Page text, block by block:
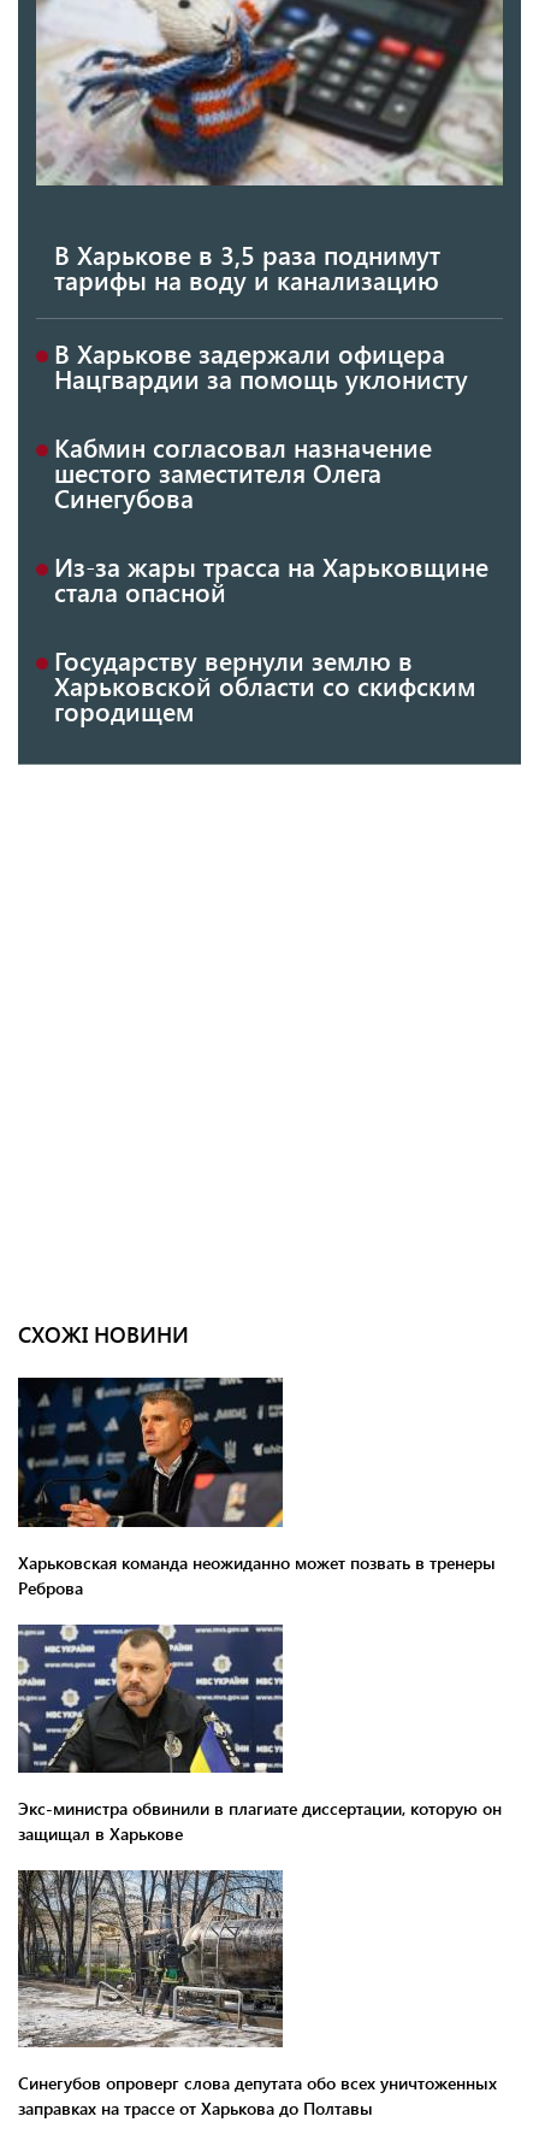
В Харькове в 3,5 раза поднимут
тарифы на воду и канализацию
В Харькове задержали офицера
Нацгвардии за помощь уклонисту
Кабмин согласовал назначение
шестого заместителя Олега
Синегубова
Из-за жары трасса на Харьковщине
стала опасной
Государству вернули землю в
Харьковской области со скифским
городищем
СХОЖІ НОВИНИ
Харьковская команда неожиданно может позвать в тренеры
Реброва
Экс-министра обвинили в плагиате диссертации, которую он
защищал в Харькове
Синегубов опроверг слова депутата обо всех уничтоженных
заправках на трассе от Харькова до Полтавы